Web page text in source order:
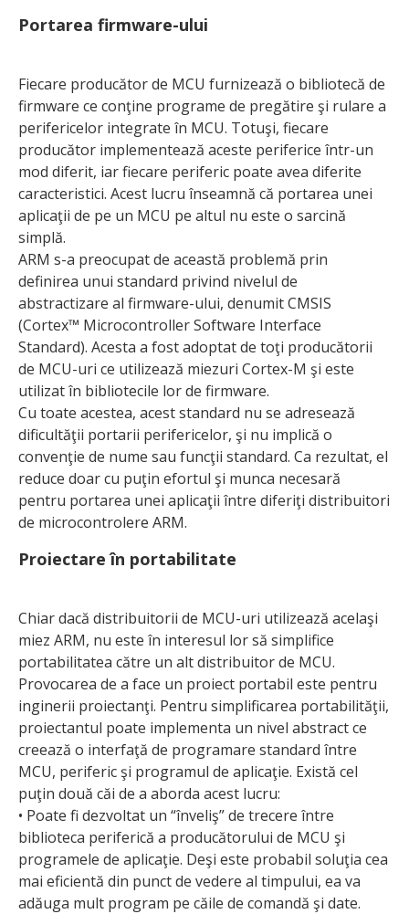
Portarea firmware-ului
Fiecare producător de MCU furnizează o bibliotecă de
firmware ce conţine programe de pregătire şi rulare a
peri­fericelor integrate în MCU. Totuşi, fiecare
producător implementează aceste periferice într-un
mod diferit, iar fiecare periferic poate avea diferite
caracteristici. Acest lucru înseamnă că portarea unei
aplicaţii de pe un MCU pe altul nu este o sarcină
simplă.
ARM s-a preocupat de această problemă prin
definirea unui standard privind nivelul de
abstractizare al firmware-ului, denumit CMSIS
(Cortex™ Microcontroller Software Interface
Standard). Acesta a fost adoptat de toţi producătorii
de MCU-uri ce utilizează miezuri Cortex-M şi este
utilizat în bibliotecile lor de firmware.
Cu toate acestea, acest standard nu se adresează
dificultăţii portarii perife­ricelor, şi nu implică o
convenţie de nume sau funcţii standard. Ca rezultat, el
reduce doar cu puţin efortul şi munca necesară
pentru portarea unei aplicaţii între diferiţi distribuitori
de microcontrolere ARM.
Proiectare în portabilitate
Chiar dacă distribuitorii de MCU-uri utilizează acelaşi
miez ARM, nu este în interesul lor să simplifice
portabilitatea către un alt distribuitor de MCU.
Provocarea de a face un proiect portabil este pentru
inginerii proiectanţi. Pentru simplificarea portabilităţii,
proiectantul poate implementa un nivel abstract ce
creează o interfaţă de programare standard între
MCU, periferic şi programul de aplicaţie. Există cel
puţin două căi de a aborda acest lucru:
• Poate fi dezvoltat un “înveliş” de trecere între
biblioteca periferică a producătorului de MCU şi
programele de aplicaţie. Deşi este probabil soluţia cea
mai eficientă din punct de vedere al timpului, ea va
adăuga mult program pe căile de comandă şi date.